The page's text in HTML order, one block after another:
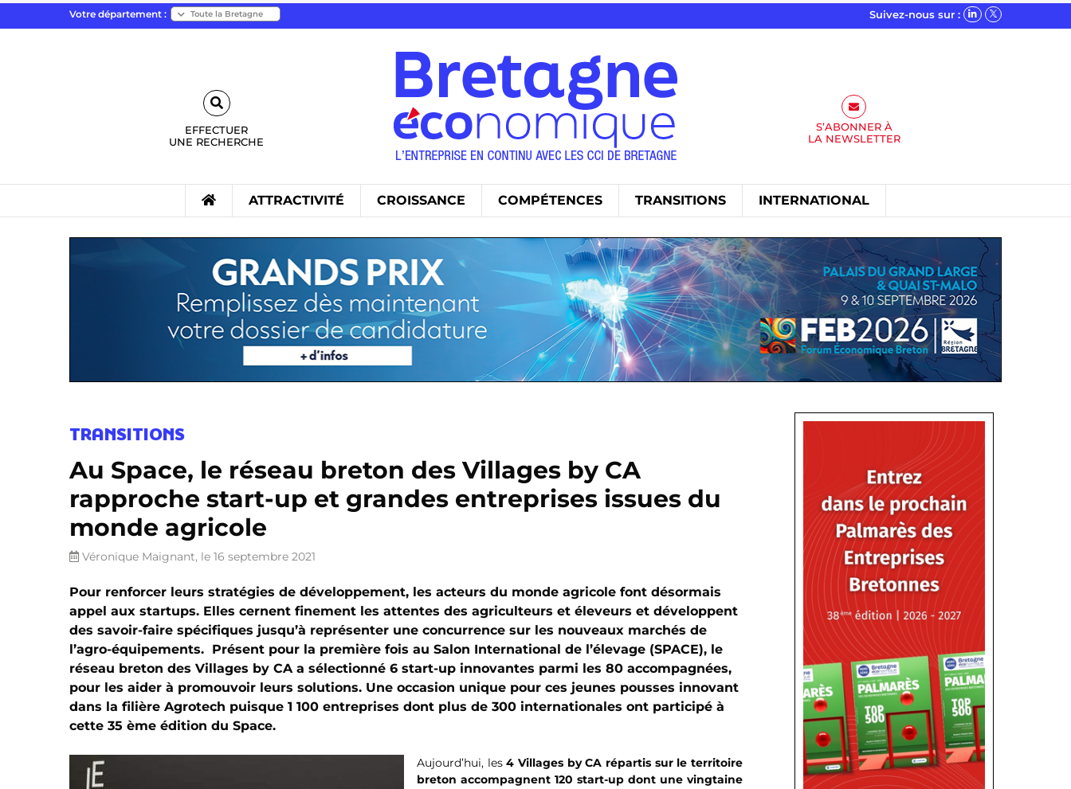
Votre département : Suivez-nous sur :
EFFECTUER
UNE RECHERCHE
S’ABONNER À
LA NEWSLETTER
ATTRACTIVITÉ CROISSANCE COMPÉTENCES TRANSITIONS INTERNATIONAL
TRANSITIONS
Au Space, le réseau breton des Villages by CA
rapproche start-up et grandes entreprises issues du
monde agricole
Véronique Maignant, le 16 septembre 2021
Pour renforcer leurs stratégies de développement, les acteurs du monde agricole font désormais
appel aux startups. Elles cernent finement les attentes des agriculteurs et éleveurs et développent
des savoir-faire spécifiques jusqu’à représenter une concurrence sur les nouveaux marchés de
l’agro-équipements. Présent pour la première fois au Salon International de l’élevage (SPACE), le
réseau breton des Villages by CA a sélectionné 6 start-up innovantes parmi les 80 accompagnées,
pour les aider à promouvoir leurs solutions. Une occasion unique pour ces jeunes pousses innovant
dans la filière Agrotech puisque 1 100 entreprises dont plus de 300 internationales ont participé à
cette 35 ème édition du Space.
Aujourd’hui, les4 Villages by CA répartis sur le territoire
breton accompagnent 120 start-up dont une vingtaine